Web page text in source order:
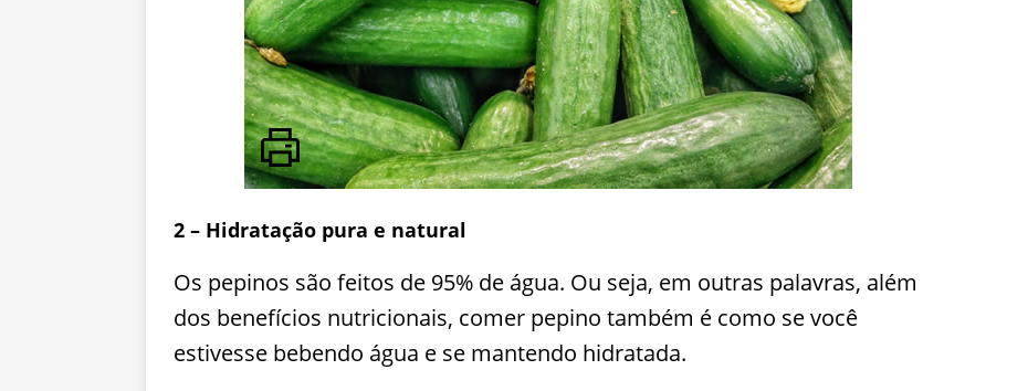
2 – Hidratação pura e natural
Os pepinos são feitos de 95% de água. Ou seja, em outras palavras, além
dos benefícios nutricionais, comer pepino também é como se você
estivesse bebendo água e se mantendo hidratada.